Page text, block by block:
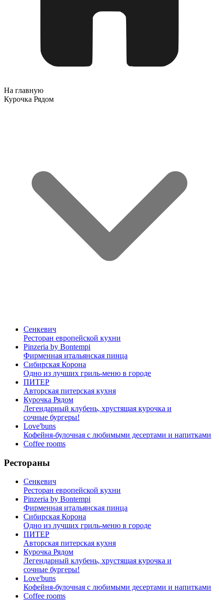
На главную
Курочка Рядом
Сенкевич
Ресторан европейской кухни
Pinzeria by Bontempi
Фирменная итальянская пинца
Сибирская Корона
Одно из лучших гриль-меню в городе
ПИТЕР
Авторская питерская кухня
Курочка Рядом
Легендарный клубень, хрустящая курочка и
сочные бургеры!
Love'buns
Кофейня-булочная с любимыми десертами и напитками
Coffee rooms
Рестораны
Сенкевич
Ресторан европейской кухни
Pinzeria by Bontempi
Фирменная итальянская пинца
Сибирская Корона
Одно из лучших гриль-меню в городе
ПИТЕР
Авторская питерская кухня
Курочка Рядом
Легендарный клубень, хрустящая курочка и
сочные бургеры!
Love'buns
Кофейня-булочная с любимыми десертами и напитками
Coffee rooms